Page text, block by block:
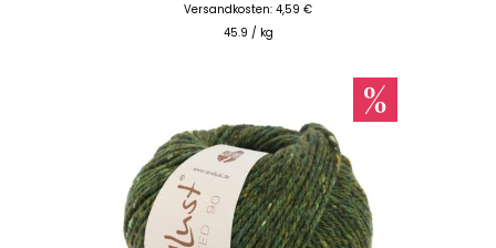
Versandkosten: 4,59 €
45.9 / kg